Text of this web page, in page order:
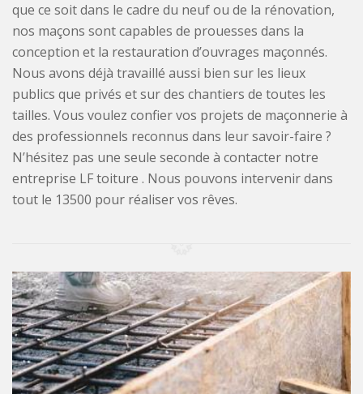
que ce soit dans le cadre du neuf ou de la rénovation,
nos maçons sont capables de prouesses dans la
conception et la restauration d’ouvrages maçonnés.
Nous avons déjà travaillé aussi bien sur les lieux
publics que privés et sur des chantiers de toutes les
tailles. Vous voulez confier vos projets de maçonnerie à
des professionnels reconnus dans leur savoir-faire ?
N’hésitez pas une seule seconde à contacter notre
entreprise LF toiture . Nous pouvons intervenir dans
tout le 13500 pour réaliser vos rêves.